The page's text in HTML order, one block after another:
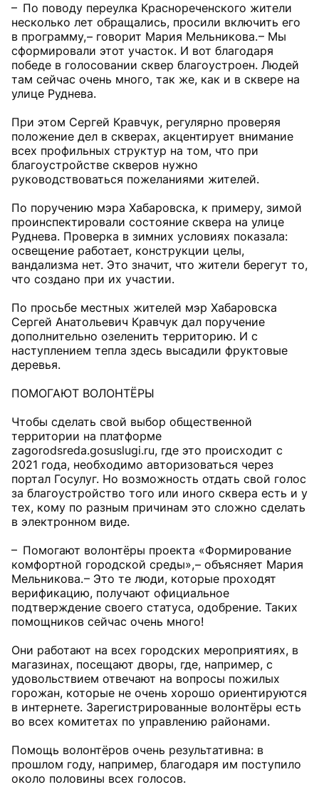
– По поводу переулка Краснореченского жители
несколько лет обращались, просили включить его
в программу, – говорит Мария Мельникова. – Мы
сформировали этот участок. И вот благодаря
победе в голосовании сквер благоустроен. Людей
там сейчас очень много, так же, как и в сквере на
улице Руднева.
При этом Сергей Кравчук, регулярно проверяя
положение дел в скверах, акцентирует внимание
всех профильных структур на том, что при
благоустройстве скверов нужно
руководствоваться пожеланиями жителей.
По поручению мэра Хабаровска, к примеру, зимой
проинспектировали состояние сквера на улице
Руднева. Проверка в зимних условиях показала:
освещение работает, конструкции целы,
вандализма нет. Это значит, что жители берегут то,
что создано при их участии.
По просьбе местных жителей мэр Хабаровска
Сергей Анатольевич Кравчук дал поручение
дополнительно озеленить территорию. И с
наступлением тепла здесь высадили фруктовые
деревья.
ПОМОГАЮТ ВОЛОНТЁРЫ
Чтобы сделать свой выбор общественной
территории на платформе
zagorodsreda.gosuslugi.ru, где это происходит с
2021 года, необходимо авторизоваться через
портал Госулуг. Но возможность отдать свой голос
за благоустройство того или иного сквера есть и у
тех, кому по разным причинам это сложно сделать
в электронном виде.
– Помогают волонтёры проекта «Формирование
комфортной городской среды», – объясняет Мария
Мельникова. – Это те люди, которые проходят
верификацию, получают официальное
подтверждение своего статуса, одобрение. Таких
помощников сейчас очень много!
Они работают на всех городских мероприятиях, в
магазинах, посещают дворы, где, например, с
удовольствием отвечают на вопросы пожилых
горожан, которые не очень хорошо ориентируются
в интернете. Зарегистрированные волонтёры есть
во всех комитетах по управлению районами.
Помощь волонтёров очень результативна: в
прошлом году, например, благодаря им поступило
около половины всех голосов.